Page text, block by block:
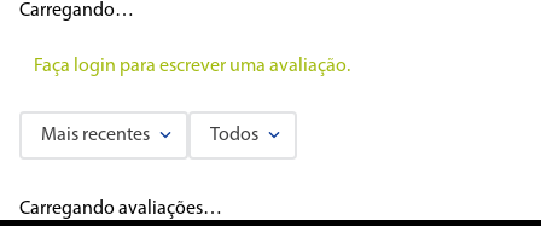
Carregando…
Faça login para escrever uma avaliação.
Mais recentes Todos
Carregando avaliações…